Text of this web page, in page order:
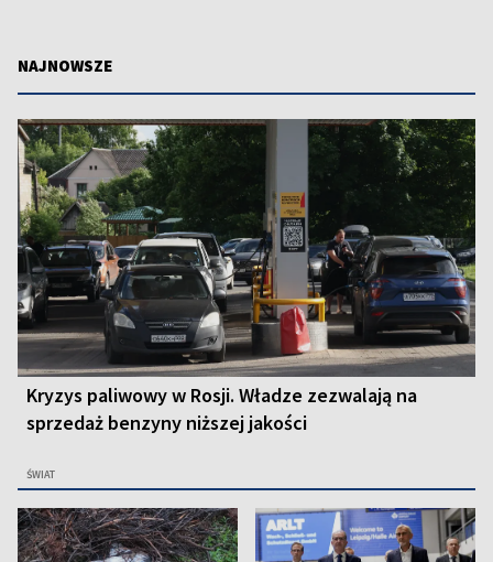
NAJNOWSZE
Kryzys paliwowy w Rosji. Władze zezwalają na
sprzedaż benzyny niższej jakości
ŚWIAT